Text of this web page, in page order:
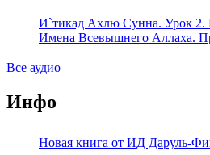
означает утверждение сифата
И`тикад Ахлю Сунна. Урок 2.
Имена Всевышнего Аллаха.
Все аудио
Инфо
Новая книга от ИД Даруль-